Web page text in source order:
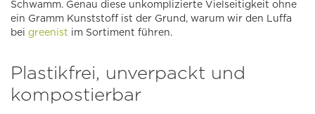
Schwamm. Genau diese unkomplizierte Vielseitigkeit ohne
ein Gramm Kunststoff ist der Grund, warum wir den Luffa
bei greenist im Sortiment führen.
Plastikfrei, unverpackt und
kompostierbar